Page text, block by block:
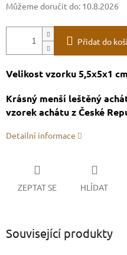
Můžeme doručit do: 10.8.2026
Přidat do
Velikost vzorku 5,5x5x1
Krásný menší leštěný
vzorek achátu z České
Detailní informace
ZEPTAT SE HLÍDAT
Související produkty